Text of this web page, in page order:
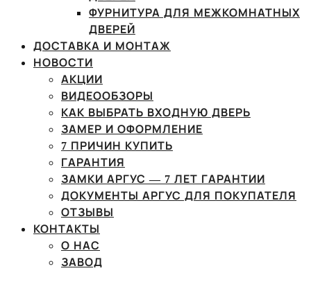
ФУРНИТУРА ДЛЯ МЕЖКОМНАТНЫХ
ДВЕРЕЙ
ДОСТАВКА И МОНТАЖ
НОВОСТИ
АКЦИИ
ВИДЕООБЗОРЫ
КАК ВЫБРАТЬ ВХОДНУЮ ДВЕРЬ
ЗАМЕР И ОФОРМЛЕНИЕ
7 ПРИЧИН КУПИТЬ
ГАРАНТИЯ
ЗАМКИ АРГУС — 7 ЛЕТ ГАРАНТИИ
ДОКУМЕНТЫ АРГУС ДЛЯ ПОКУПАТЕЛЯ
ОТЗЫВЫ
КОНТАКТЫ
О НАС
ЗАВОД